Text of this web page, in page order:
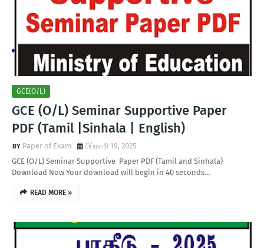
GCE(O/L)
GCE (O/L) Seminar Supportive Paper
PDF (Tamil |Sinhala | English)
Paper of Exam
பிப்ரவரி 19, 2025
GCE (O/L) Seminar Supportive Paper PDF (Tamil and Sinhala)
Download Now Your download will begin in 40 seconds…
READ MORE »